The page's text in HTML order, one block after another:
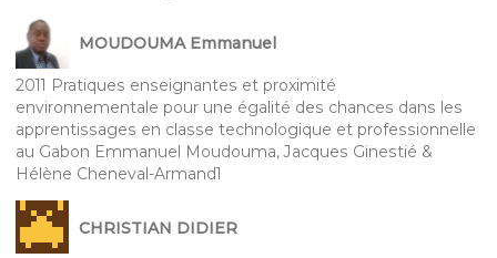
MOUDOUMA Emmanuel
2011 Pratiques enseignantes et proximité
environnementale pour une égalité des chances dans les
apprentissages en classe technologique et professionnelle
au Gabon Emmanuel Moudouma, Jacques Ginestié &
Hélène Cheneval-Armand1
CHRISTIAN DIDIER